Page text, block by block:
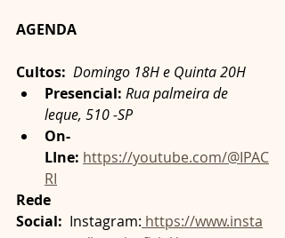
AGENDA
Cultos: Domingo 18H e Quinta 20H
Presencial: Rua palmeira de
leque, 510 -SP
On-
LIne: https://youtube.com/@IPAC
RI
Rede
Social: Instagram: https://www.insta